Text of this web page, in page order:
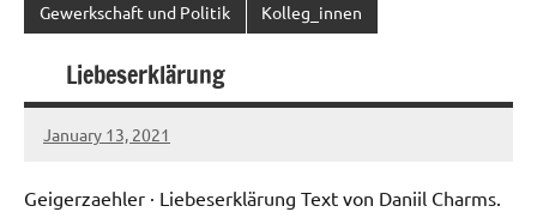
Gewerkschaft und Politik Kolleg_innen
Liebeserklärung
January 13, 2021
Ilja
Geigerzaehler · Liebeserklärung Text von Daniil Charms.